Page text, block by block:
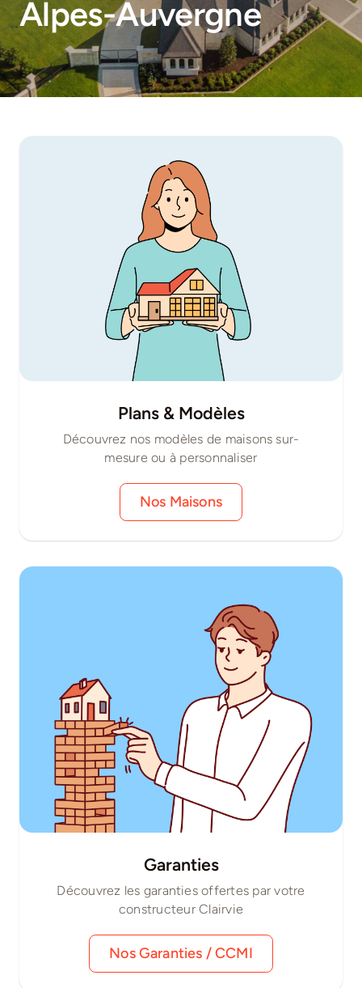
Alpes-Auvergne
Plans & Modèles
Découvrez nos modèles de maisons sur-
mesure ou à personnaliser
Nos Maisons
Garanties
Découvrez les garanties offertes par votre
constructeur Clairvie
Nos Garanties / CCMI